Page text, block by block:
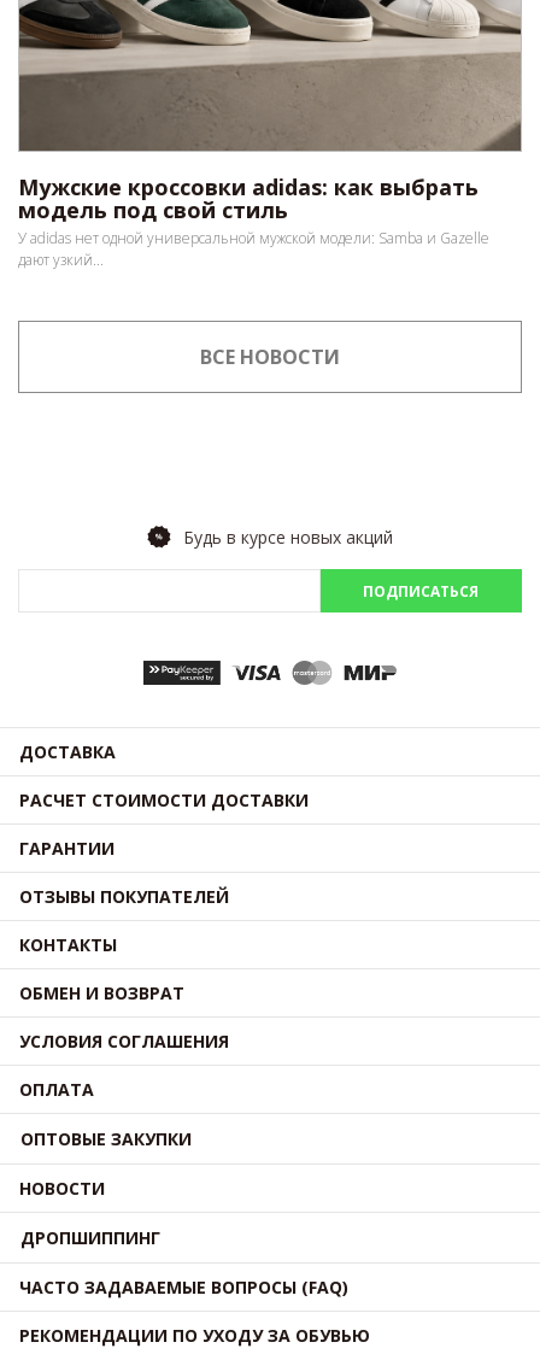
Мужские кроссовки adidas: как выбрать
модель под свой стиль
У adidas нет одной универсальной мужской модели: Samba и Gazelle
дают узкий...
ВСЕ НОВОСТИ
Будь в курсе новых акций
ПОДПИСАТЬСЯ
ДОСТАВКА
РАСЧЕТ СТОИМОСТИ ДОСТАВКИ
ГАРАНТИИ
ОТЗЫВЫ ПОКУПАТЕЛЕЙ
КОНТАКТЫ
ОБМЕН И ВОЗВРАТ
УСЛОВИЯ СОГЛАШЕНИЯ
ОПЛАТА
ОПТОВЫЕ ЗАКУПКИ
НОВОСТИ
ДРОПШИППИНГ
ЧАСТО ЗАДАВАЕМЫЕ ВОПРОСЫ (FAQ)
РЕКОМЕНДАЦИИ ПО УХОДУ ЗА ОБУВЬЮ